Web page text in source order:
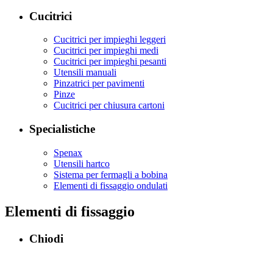
Cucitrici
Cucitrici per impieghi leggeri
Cucitrici per impieghi medi
Cucitrici per impieghi pesanti
Utensili manuali
Pinzatrici per pavimenti
Pinze
Cucitrici per chiusura cartoni
Specialistiche
Spenax
Utensili hartco
Sistema per fermagli a bobina
Elementi di fissaggio ondulati
Elementi di fissaggio
Chiodi